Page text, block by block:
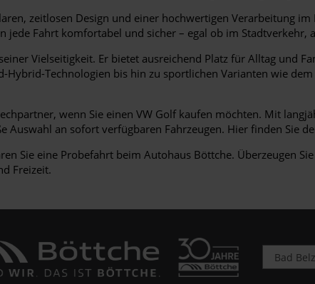
zeitlosen Design und einer hochwertigen Verarbeitung
Fahrt komfortabel und sicher – egal ob im Stadtverkehr,
Vielseitigkeit. Er bietet ausreichend Platz für Alltag und
Technologien bis hin zu sportlichen Varianten wie
wenn Sie einen VW Golf kaufen möchten. Mit
Auswahl an sofort verfügbaren Fahrzeugen. Hier finden Sie
Sie eine Probefahrt beim Autohaus Böttche. Überzeugen
Freizeit.